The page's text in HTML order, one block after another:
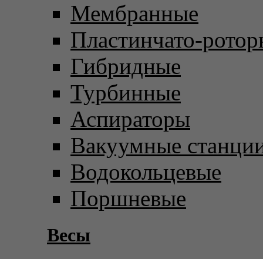
Мембранные
Пластинчато-
Гибридные
Турбинные
Аспираторы
Вакуумные
Водокольцевые
Поршневые
Весы